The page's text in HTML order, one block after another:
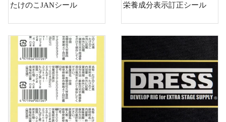
たけのこJANシール 栄養成分表示訂正シール